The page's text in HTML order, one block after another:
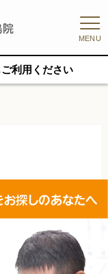
MENU
利用ください